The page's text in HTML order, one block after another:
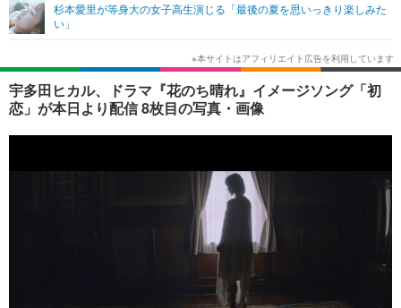
ショッピング その他
エンタメTOP
韓国・芸能
音楽 スポーツ
ライフ
ライフTOP グルメ
ペット ショッピング
その他
リリース一覧
プッシュ通知の停止方法
杉本愛里が等身大の女子高生演じる「最後の夏を思いっきり楽しみた
い」
宇多田ヒカル、ドラマ『花のち晴れ』イメージソング「初
恋」が本日より配信 8枚目の写真・画像